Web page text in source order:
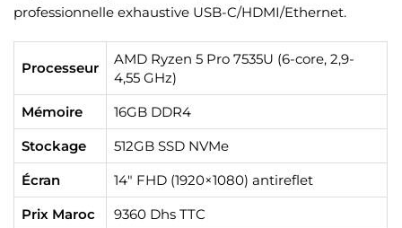
professionnelle exhaustive USB-C/HDMI/Ethernet.
Processeur
AMD Ryzen 5 Pro 7535U (6-core, 2,9-
4,55 GHz)
Mémoire
16GB DDR4
Stockage
512GB SSD NVMe
Écran
14″ FHD (1920×1080) antireflet
Prix Maroc
9360 Dhs TTC